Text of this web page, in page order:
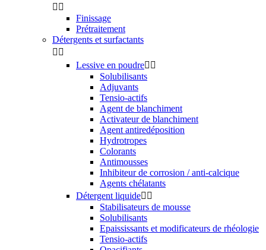
 
Finissage
Prétraitement
Détergents et surfactants
 
Lessive en poudre 
Solubilisants
Adjuvants
Tensio-actifs
Agent de blanchiment
Activateur de blanchiment
Agent antiredéposition
Hydrotropes
Colorants
Antimousses
Inhibiteur de corrosion / anti-calcique
Agents chélatants
Détergent liquide 
Stabilisateurs de mousse
Solubilisants
Epaississants et modificateurs de rhéologie
Tensio-actifs